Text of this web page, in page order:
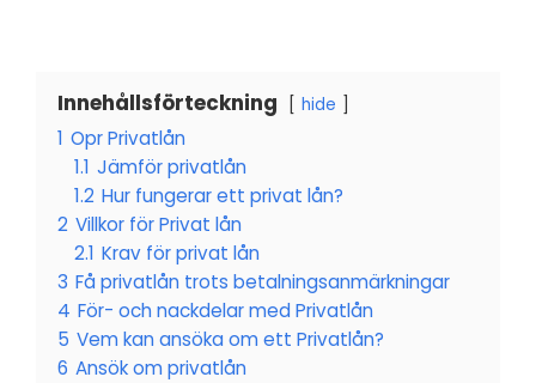
Innehållsförteckning hide
1 Opr Privatlån
1.1 Jämför privatlån
1.2 Hur fungerar ett privat lån?
2 Villkor för Privat lån
2.1 Krav för privat lån
3 Få privatlån trots betalningsanmärkningar
4 För- och nackdelar med Privatlån
5 Vem kan ansöka om ett Privatlån?
6 Ansök om privatlån